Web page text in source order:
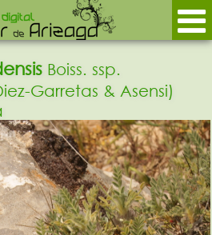
Boiss. ssp.
Garretas & Asensi)